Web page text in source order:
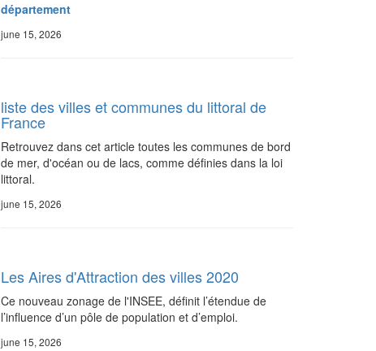
département
june 15, 2026
liste des villes et communes du littoral de
France
Retrouvez dans cet article toutes les communes de bord
de mer, d'océan ou de lacs, comme définies dans la loi
littoral.
june 15, 2026
Les Aires d'Attraction des villes 2020
Ce nouveau zonage de l'INSEE, définit l’étendue de
l’influence d’un pôle de population et d’emploi.
june 15, 2026